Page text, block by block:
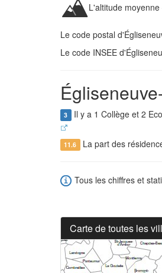
L'altitude
Le code postal
Le code INSEE
3 Il y a 1 Collège et 2
11.6 La part des
Tous les chiffres et
Carte de toutes les